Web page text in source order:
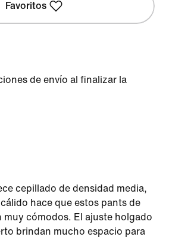
Favoritos
de envío al finalizar la
cepillado de densidad media,
hace que estos pants de
muy cómodos. El ajuste holgado
brindan mucho espacio para